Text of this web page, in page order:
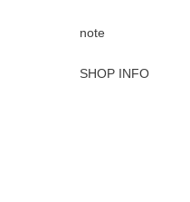
note
SHOP INFO